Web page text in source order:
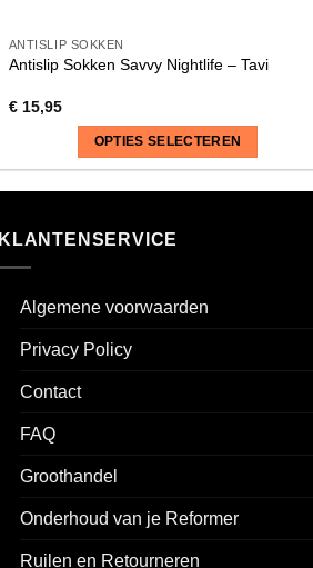
ANTISLIP SOKKEN
Antislip Sokken Savvy Nightlife – Tavi
€15,95
OPTIES SELECTEREN
heeft
Deze
kan
gekozen
op
productpagina
KLANTENSERVICE
Algemene voorwaarden
Privacy Policy
Contact
FAQ
Groothandel
Onderhoud van je Reformer
Ruilen en Retourneren